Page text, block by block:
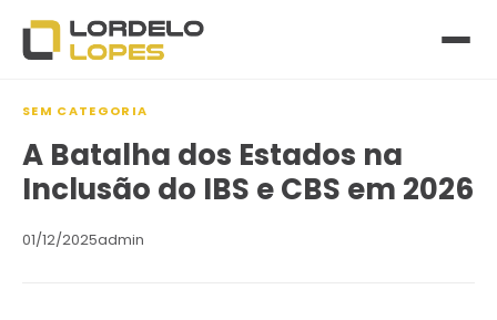
SEM CATEGORIA
A Batalha dos Estados na
Inclusão do IBS e CBS em 2026
01/12/2025admin